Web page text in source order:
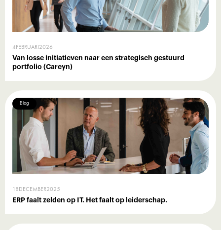
4FEBRUARI2026
Van losse initiatieven naar een strategisch gestuurd
portfolio (Careyn)
Blog
18DECEMBER2025
ERP faalt zelden op IT. Het faalt op leiderschap.